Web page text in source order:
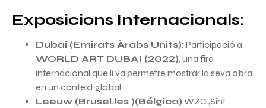
Exposicions Internacionals:
Dubai (Emirats Àrabs Units): Participació a
WORLD ART DUBAI (2022), una fira
internacional que li va permetre mostrar la seva obra
en un context global.
Leeuw (Brusel.les )(Bélgica) WZC ,Sint